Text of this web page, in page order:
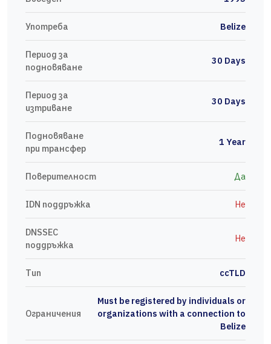
Употреба Belize
Период за
подновяване
30 Days
Период за
изтриване
30 Days
Подновяване
при трансфер
1 Year
Поверителност Да
IDN поддръжка Не
DNSSEC
поддръжка
Не
Тип ccTLD
Ограничения
Must be registered by individuals or
organizations with a connection to
Belize